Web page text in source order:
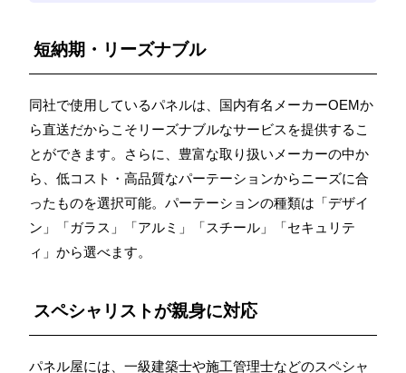
短納期・リーズナブル
同社で使用しているパネルは、国内有名メーカーOEMか
ら直送だからこそリーズナブルなサービスを提供するこ
とができます。さらに、豊富な取り扱いメーカーの中か
ら、低コスト・高品質なパーテーションからニーズに合
ったものを選択可能。パーテーションの種類は「デザイ
ン」「ガラス」「アルミ」「スチール」「セキュリテ
ィ」から選べます。
スペシャリストが親身に対応
パネル屋には、一級建築士や施工管理士などのスペシャ